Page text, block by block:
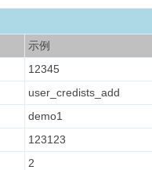
示例
12345
user_credists_add
demo1
123123
2